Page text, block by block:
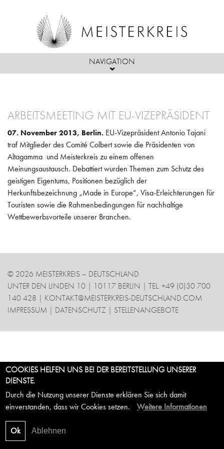
NAVIGATION
PASSION
MISSION
ZIELE
VORSTAND & BEIRAT
COMPLIANCE
MITGLIEDER
PARTNER & FREUNDE
AUFNAHMEKRITERIEN
AKTIVITÄTEN
PROJEKTE
KOOPERATIONEN
VERANSTALTUNGEN
INTERNATIONAL
ARBEITSKREISE
WISSEN
PRESSE
PRESSEMITTEILUNGEN
DER MEISTERKREIS IN DER PRESSE
ARBEITSMEETING MIT EU-VIZEPRÄSIDENT
07. November 2013, Berlin. EU-Vizepräsident Antonio Tajani
traf Mitglieder des Comité Colbert sowie die Präsidenten von
Altagamma und Meisterkreis zu einem offenen
Meinungsaustausch. Debattiert wurden Themen zum Schutz des
geistigen Eigentums, Positionen bezüglich der
Herkunftsbezeichnung „Made in Europe“, Visa-Erleichterungen für
Touristen sowie die Rahmenbedingungen für nachhaltige
Wettbewerbsvorteile unserer Branchen.
© 2026 MEISTERKREIS – DEUTSCHLAND
UNTER DEN LINDEN 10 | 10117 BERLIN | TEL. +49 (0)30 700
140 428 | KONTAKT@MEISTERKREIS-DEUTSCHLAND.COM
IMPRESSUM | DATENSCHUTZ | STELLENANGEBOTE
COOKIES HELFEN UNS BEI DER BEREITSTELLUNG UNSERER
DIENSTE.
Durch die Nutzung unserer Dienste erklären Sie sich damit
einverstanden, dass wir Cookies setzen.
Weitere Informationen
Ok Ablehnen